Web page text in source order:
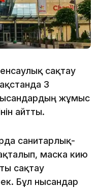
сақтау
3
жұмыс
айтты.
санитарлық-
маска кию
сақтау
Бұл нысандар